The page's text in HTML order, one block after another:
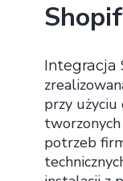
Integracja
przy użyciu
potrzeb